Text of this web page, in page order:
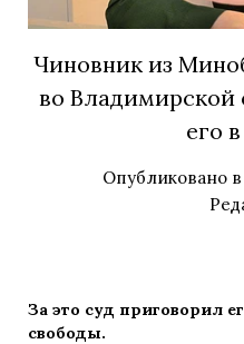
Чиновник из
во Владимирской
его
Опубликовано в
За это суд приговорил
свободы.